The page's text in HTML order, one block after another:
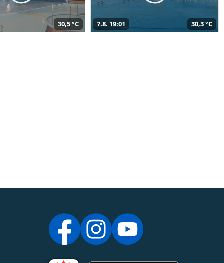
30,5 °C 7.8. 19:01 30,3 °C